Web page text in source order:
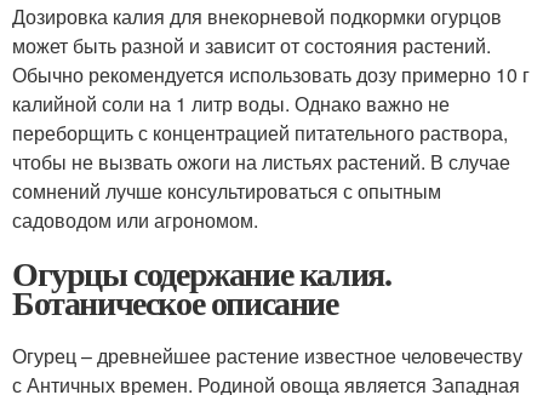
Дозировка калия для внекорневой подкормки огурцов
может быть разной и зависит от состояния растений.
Обычно рекомендуется использовать дозу примерно 10 г
калийной соли на 1 литр воды. Однако важно не
переборщить с концентрацией питательного раствора,
чтобы не вызвать ожоги на листьях растений. В случае
сомнений лучше консультироваться с опытным
садоводом или агрономом.
Огурцы содержание калия.
Ботаническое описание
Огурец – древнейшее растение известное человечеству
с Античных времен. Родиной овоща является Западная